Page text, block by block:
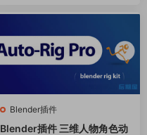
Blender插件
Blender插件 三维人物角色动